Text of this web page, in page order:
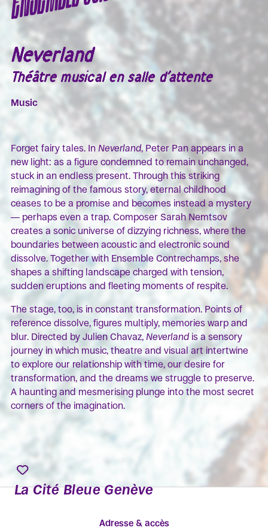
Neverland
Théâtre musical en salle d’attente
Music
Forget fairy tales. In Neverland, Peter Pan appears in a
new light: as a figure condemned to remain unchanged,
stuck in an endless present. Through this striking
reimagining of the famous story, eternal childhood
ceases to be a promise and becomes instead a mystery
— perhaps even a trap. Composer Sarah Nemtsov
creates a sonic universe of dizzying richness, where the
boundaries between acoustic and electronic sound
dissolve. Together with Ensemble Contrechamps, she
shapes a shifting landscape charged with tension,
sudden eruptions and fleeting moments of respite.
The stage, too, is in constant transformation. Points of
reference dissolve, figures multiply, memories warp and
blur. Directed by Julien Chavaz, Neverlandis a sensory
journey in which music, theatre and visual art intertwine
to explore our relationship with time, our desire for
transformation, and the dreams we struggle to preserve.
A haunting and mesmerising plunge into the most secret
corners of the imagination.
La Cité Bleue Genève
Adresse & accès